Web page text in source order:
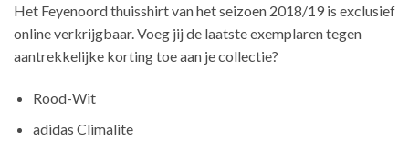
Het Feyenoord thuisshirt van het seizoen 2018/19 is exclusief
online verkrijgbaar. Voeg jij de laatste exemplaren tegen
aantrekkelijke korting toe aan je collectie?
Rood-Wit
adidas Climalite